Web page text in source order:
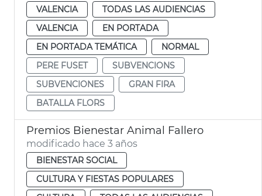
VALENCIA
TODAS LAS AUDIENCIAS
VALENCIA
EN PORTADA
EN PORTADA TEMÁTICA
NORMAL
PERE FUSET
SUBVENCIONS
SUBVENCIONES
GRAN FIRA
BATALLA FLORS
Premios Bienestar Animal Fallero
modificado hace 3 años
BIENESTAR SOCIAL
CULTURA Y FIESTAS POPULARES